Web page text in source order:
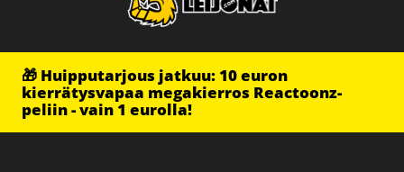
🎁 Huipputarjous jatkuu: 10 euron
kierrätysvapaa megakierros Reactoonz-
peliin - vain 1 eurolla!